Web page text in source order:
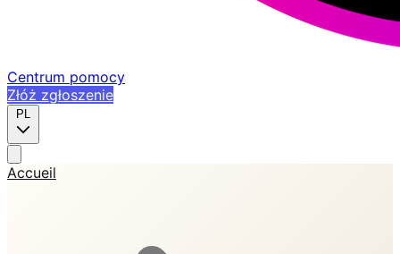
Centrum pomocy
Złóż zgłoszenie
PL
Accueil